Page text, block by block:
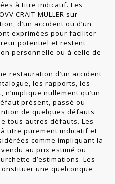
à titre indicatif. Les
CRAIT-MULLER sur
d’un accident ou d’un
exprimées pour faciliter
poten­tiel et restent
personnelle ou à celle de
restauration d’un accident
les rapports, les
nullement qu’un
présent, passé ou
de quelques défauts
tous autres défauts. Les
titre purement indicatif et
comme impliquant la
au prix estimé ou
d’estimations. Les
une quelconque